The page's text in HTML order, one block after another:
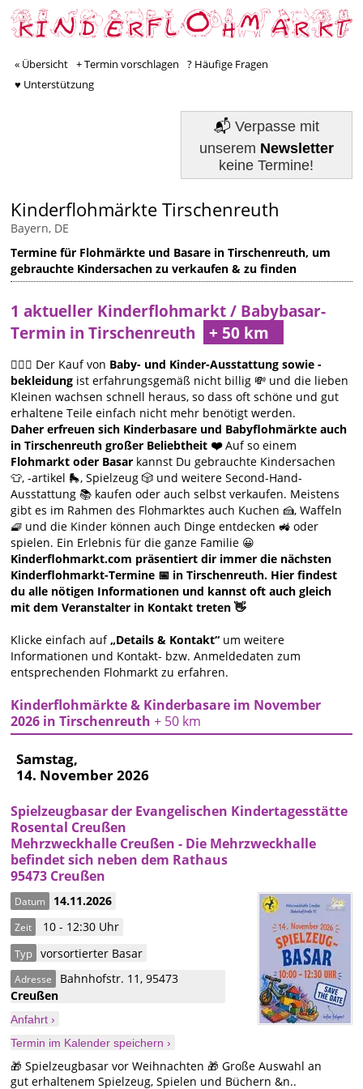
« Übersicht + Termin vorschlagen
? Häufige Fragen
♥ Unterstützung
📬 Verpasse mit
unserem Newsletter
keine Termine!
Kinderflohmärkte Tirschenreuth
Bayern, DE
Termine für Flohmärkte und Basare in Tirschenreuth, um
gebrauchte Kindersachen zu verkaufen & zu finden
1 aktueller Kinderflohmarkt / Babybasar-
Termin in Tirschenreuth
🙋🏻‍♀️ Der Kauf von Baby- und Kinder-Ausstattung sowie -
bekleidung ist erfahrungsgemäß nicht billig 💸 und die lieben
Kleinen wachsen schnell heraus, so dass oft schöne und gut
erhaltene Teile einfach nicht mehr benötigt werden.
Daher erfreuen sich Kinderbasare und Babyflohmärkte auch
in Tirschenreuth großer Beliebtheit ❤️Auf so einem
Flohmarkt oder Basar kannst Du gebrauchte Kindersachen
👕, -artikel 🛼, Spielzeug 🎲 und weitere Second-Hand-
Ausstattung 📚 kaufen oder auch selbst verkaufen. Meistens
gibt es im Rahmen des Flohmarktes auch Kuchen 🍰, Waffeln
🧇 und die Kinder können auch Dinge entdecken 🚜 oder
spielen. Ein Erlebnis für die ganze Familie 😀
Kinderflohmarkt.com präsentiert dir immer die nächsten
Kinderflohmarkt-Termine 📅 in Tirschenreuth. Hier findest
du alle nötigen Informationen und kannst oft auch gleich
mit dem Veranstalter in Kontakt treten 👋
Klicke einfach auf„Details & Kontakt“ um weitere
Informationen und Kontakt- bzw. Anmeldedaten zum
entsprechenden Flohmarkt zu erfahren.
Kinderflohmärkte & Kinderbasare im November
2026 in Tirschenreuth+ 50 km
Samstag,
14. November 2026
Spielzeugbasar der Evangelischen Kindertagesstätte
Rosental Creußen
Mehrzweckhalle Creußen - Die Mehrzweckhalle
befindet sich neben dem Rathaus
95473 Creußen
Datum 14.11.2026
Zeit 10 - 12:30 Uhr
Typ vorsortierter Basar
Adresse Bahnhofstr. 11,95473
Creußen
Anfahrt ›
Termin im Kalender speichern ›
🎁 Spielzeugbasar vor Weihnachten 🎁 Große Auswahl an
gut erhaltenem Spielzeug, Spielen und Büchern &n..